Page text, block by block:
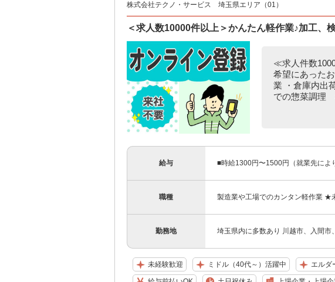
株式会社テクノ・サービス 埼玉県エリア（01）
＜求人数10000件以上＞かんたん軽作業♪加工
≪求人件数
希望にあった
業 ・倉庫内出
での惣菜調理
給与 ■時給1300円〜1500円（就業先によ
職種 製造業や工場でのカンタン軽作業 ★
勤務地 埼玉県内に多数あり 川越市、入間
未経験歓迎 ミドル（40代～）活躍中 エルダ